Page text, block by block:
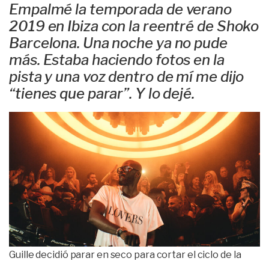
Empalmé la temporada de verano
2019 en Ibiza con la reentré de Shoko
Barcelona. Una noche ya no pude
más. Estaba haciendo fotos en la
pista y una voz dentro de mí me dijo
“tienes que parar”. Y lo dejé.
Guille decidió parar en seco para cortar el ciclo de la